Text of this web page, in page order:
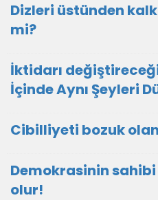
Dizleri üstünden
mi?
İktidarı
İçinde Aynı Şeyleri
Cibilliyeti bozuk
Demokrasinin
olur!